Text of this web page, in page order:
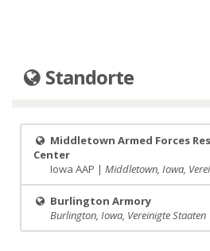
Standorte
Middletown Armed Forces
Center
Iowa AAP | Middletown, Iowa,
Burlington Armory
Burlington, Iowa, Vereinigte Staaten